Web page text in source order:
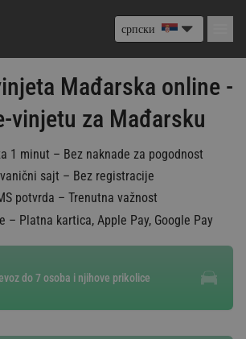
српски
Mađarska online -
vinjetu za Mađarsku
1 minut – Bez naknade za pogodnost
sajt – Bez registracije
potvrda – Trenutna važnost
– Platna kartica, Apple Pay, Google Pay
do 7 osoba i njihove prikolice